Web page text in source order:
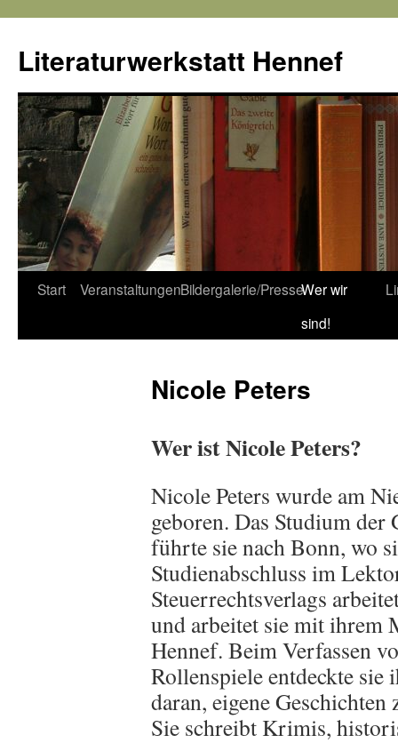
Literaturwerkstatt Hennef
Zum
Start VeranstaltungenBildergalerie/PresseWer wir
sind!
Nicole Peters
Wer ist Nicole Peters?
Nicole Peters wurde am
geboren. Das Studium der
führte sie nach Bonn, wo
Studienabschluss im
Steuerrechtsverlags
und arbeitet sie mit ihrem
Hennef. Beim Verfassen
Rollenspiele entdeckte sie
daran, eigene Geschichten
Sie schreibt Krimis,